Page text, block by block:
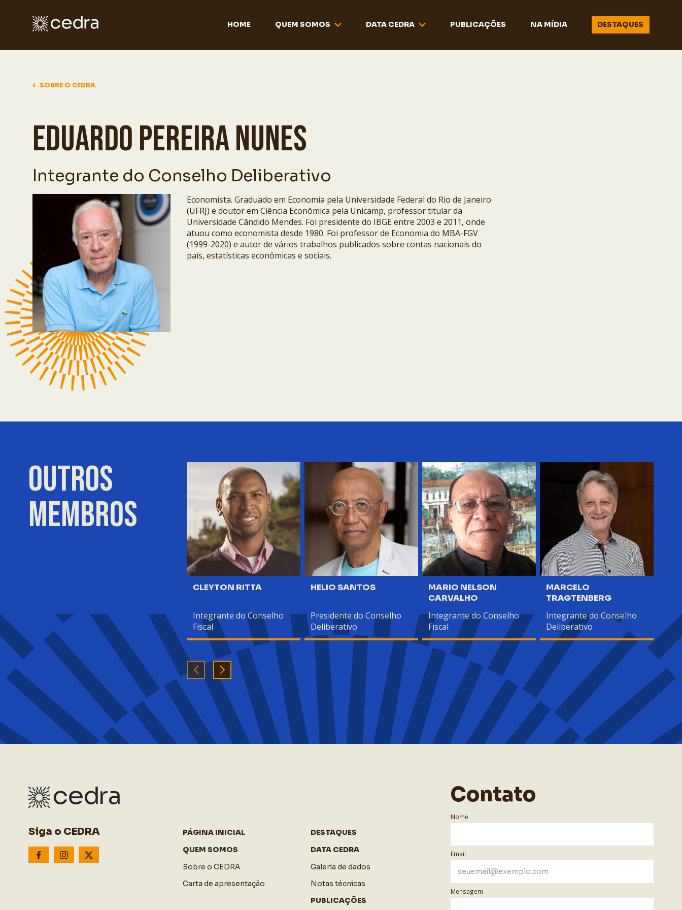
HOME QUEM SOMOS DATA CEDRA PUBLICAÇÕES NA MÍDIA DESTAQUES
SOBRE O CEDRA
EDUARDO PEREIRA NUNES
Integrante do Conselho Deliberativo
Economista. Graduado em Economia pela Universidade Federal do Rio de Janeiro
(UFRJ) e doutor em Ciência Econômica pela Unicamp, professor titular da
Universidade Cândido Mendes. Foi presidente do IBGE entre 2003 e 2011, onde
atuou como economista desde 1980. Foi professor de Economia do MBA-FGV
(1999-2020) e autor de vários trabalhos publicados sobre contas nacionais do
país, estatísticas econômicas e sociais.
OUTROS
MEMBROS
CLEYTON RITTA
Integrante do Conselho
Fiscal
HELIO SANTOS
Presidente do Conselho
Deliberativo
MARIO NELSON
CARVALHO
Integrante do Conselho
Fiscal
MARCELO
TRAGTENBERG
Integrante do Conselho
Deliberativo
Siga o CEDRA
PÁGINA INICIAL
QUEM SOMOS
Sobre o CEDRA
Carta de apresentação
DESTAQUES
DATA CEDRA
Galeria de dados
Notas técnicas
PUBLICAÇÕES
Contato
Nome
Email
Mensagem